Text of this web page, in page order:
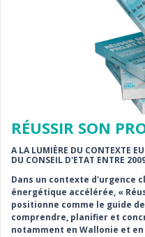
RÉUSSIR SON
A LA LUMIÈRE DU CONTEXTE
DU CONSEIL D'ETAT ENTRE
Dans un contexte d'urgence
énergétique accélérée, «
positionne comme le guide
comprendre, planifier et
notamment en Wallonie et en